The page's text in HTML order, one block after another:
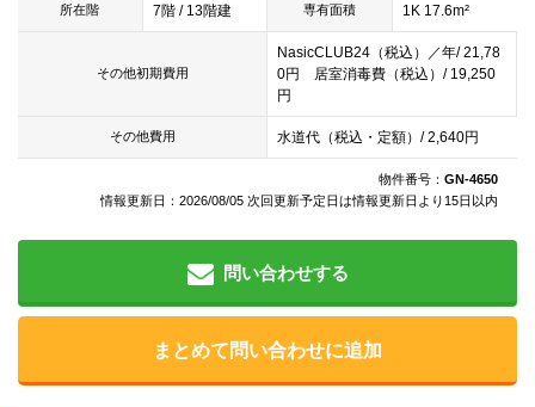
所在階 7階 / 13階建 専有面積 1K 17.6m²
その他初期費用
NasicCLUB24（税込）／年/ 21,78
0円 居室消毒費（税込）/ 19,250
円
その他費用 水道代（税込・定額）/ 2,640円
物件番号： GN-4650
情報更新日：2026/08/05 次回更新予定日は情報更新日より15日以内
問い合わせする
まとめて問い合わせに追加